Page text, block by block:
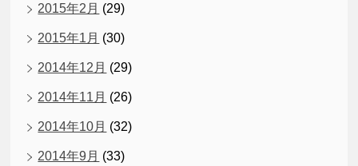
2015年2月 (29)
2015年1月 (30)
2014年12月 (29)
2014年11月 (26)
2014年10月 (32)
2014年9月 (33)